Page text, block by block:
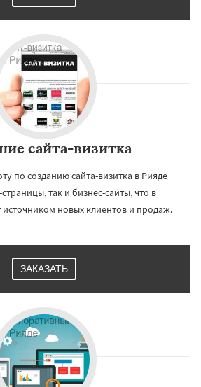
сайта-визитка
по созданию сайта-визитка в Рияде
так и бизнес-сайты, что в
источником новых клиентов и продаж.
ЗАКАЗАТЬ